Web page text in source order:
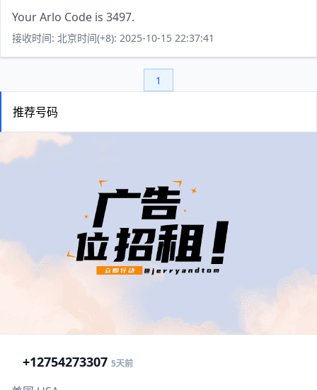
Your Arlo Code is 3497.
接收时间: 北京时间(+8): 2025-10-15 22:37:41
1
推荐号码
+12754273307 5天前